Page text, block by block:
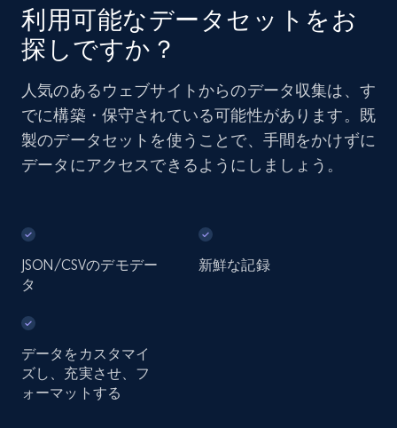
利用可能なデータセットをお
探しですか？
人気のあるウェブサイトからのデータ収集は、す
でに構築・保守されている可能性があります。既
製のデータセットを使うことで、手間をかけずに
データにアクセスできるようにしましょう。
JSON/CSVのデモデー
タ
新鮮な記録
データをカスタマイ
ズし、充実させ、フ
ォーマットする